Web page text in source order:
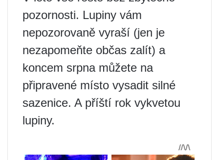
pozornosti. Lupiny vám
nepozorovaně vyraší (jen je
nezapomeňte občas zalít) a
koncem srpna můžete na
připravené místo vysadit silné
sazenice. A příští rok vykvetou
lupiny.